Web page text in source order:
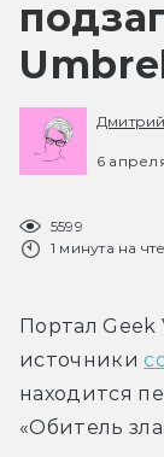
6
5599
1 минута на
Портал Geek
источники
находится
«Обитель